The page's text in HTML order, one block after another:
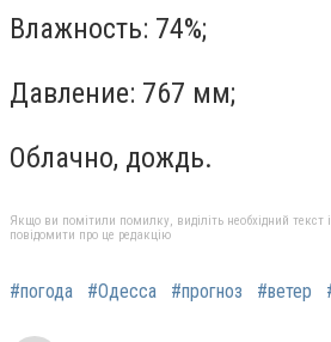
Влажность: 74%;
Давление: 767 мм;
Облачно, дождь.
Якщо ви помітили помилку, виділіть необхідний текст
повідомити про це редакцію
#погода #Одесса #прогноз #ветер